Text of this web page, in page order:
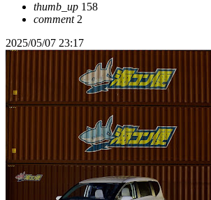
thumb_up 158
comment2
2025/05/07 23:17